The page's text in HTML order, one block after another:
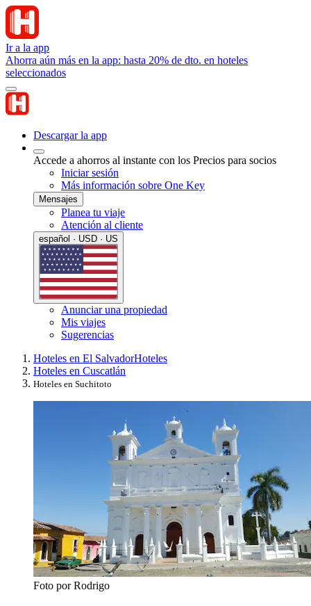
Ir a la app
Ahorra aún más en la app: hasta 20% de dto. en hoteles
seleccionados
Descargar la app
Accede a ahorros al instante con los Precios para socios
Iniciar sesión
Más información sobre One Key
Mensajes
Planea tu viaje
Atención al cliente
español · USD · US
Anunciar una propiedad
Mis viajes
Sugerencias
Hoteles en El SalvadorHoteles
Hoteles en Cuscatlán
Hoteles en Suchitoto
Foto por Rodrigo